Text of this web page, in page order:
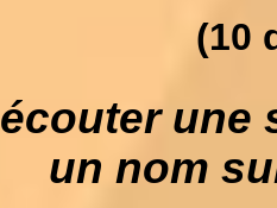
(10
une
un nom